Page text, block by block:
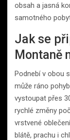
obsah a jasná
samotného
Jak se
Montaně
Podnebí v obou
může ráno
vystoupat přes
rychlé změny
vrstvené
blátě, prachu i